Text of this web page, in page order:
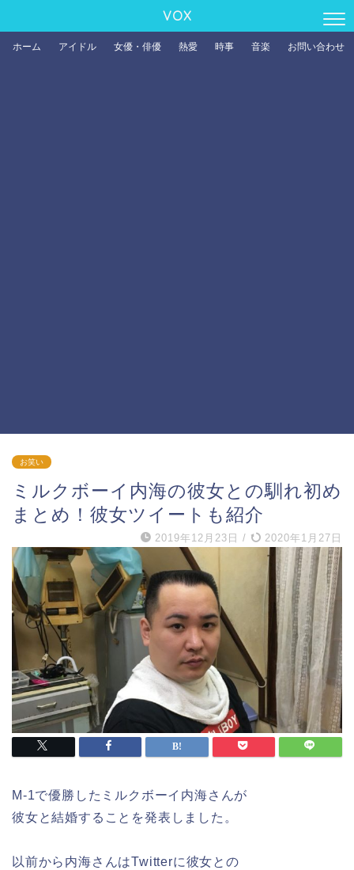
VOX
ホーム アイドル 女優・俳優 熱愛 時事 音楽 お問い合わせ
お笑い
ミルクボーイ内海の彼女との馴れ初め
まとめ！彼女ツイートも紹介
2019年12月23日 / 2020年1月27日
M-1で優勝したミルクボーイ内海さんが
彼女と結婚することを発表しました。
以前から内海さんはTwitterに彼女との